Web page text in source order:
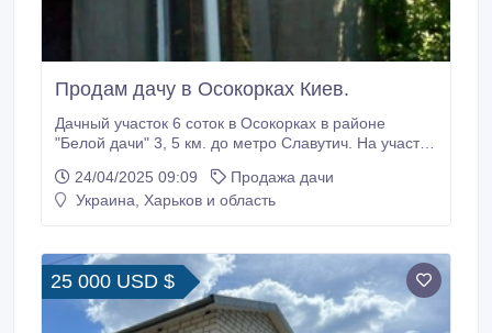
Продам дачу в Осокорках Киев.
Дачный участок 6 соток в Осокорках в районе
"Белой дачи" 3, 5 км. до метро Славутич. На участке
электричество, скважина, канализация. Бетонный
забор. Под забором проходит газ. Обжитое место.
24/04/2025 09:09
Продажа дачи
Украина, Харьков и область
25 000 USD $